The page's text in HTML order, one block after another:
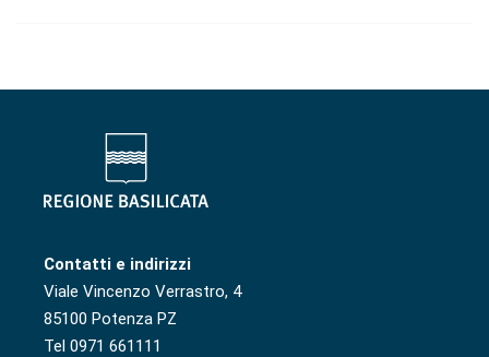
Contatti e indirizzi
Viale Vincenzo Verrastro, 4
85100 Potenza PZ
Tel 0971 661111